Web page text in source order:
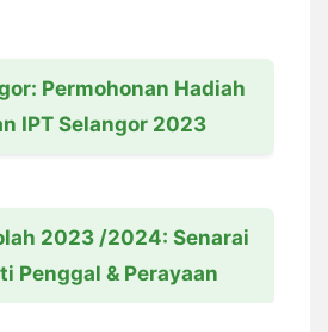
Permohonan Hadiah
IPT Selangor 2023
2023 /2024: Senarai
Penggal & Perayaan